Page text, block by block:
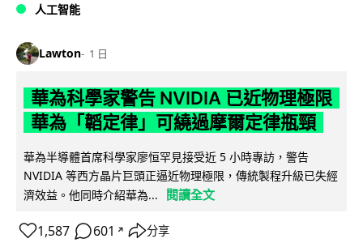
人工智能
Lawton 1 日
華為科學家警告 NVIDIA 已近物理極限
華為「韜定律」可繞過摩爾定律瓶頸
華為半導體首席科學家廖恒罕見接受近 5 小時專訪，警告
NVIDIA 等西方晶片巨頭正逼近物理極限，傳統製程升級已失經
濟效益。他同時介紹華為...
閱讀全文
1,587 601 ↗ 分享